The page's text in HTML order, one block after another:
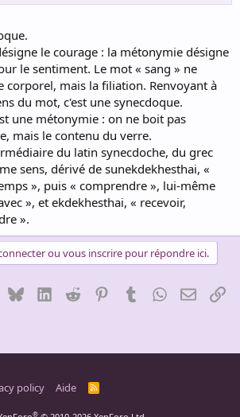
le courage : la métonymie désigne
le sentiment. Le mot « sang » ne
corporel, mais la filiation. Renvoyant à
du mot, c'est une synecdoque.
une métonymie : on ne boit pas
mais le contenu du verre.
du latin synecdoche, du grec
sens, dérivé de sunekdekhesthai, «
», puis « comprendre », lui-même
», et ekdekhesthai, « recevoir,
».
ou vous inscrire pour répondre ici.
BlueskyLinkedInReddit PinterestTumblrWhatsApp
Email
policy Aide
R
®